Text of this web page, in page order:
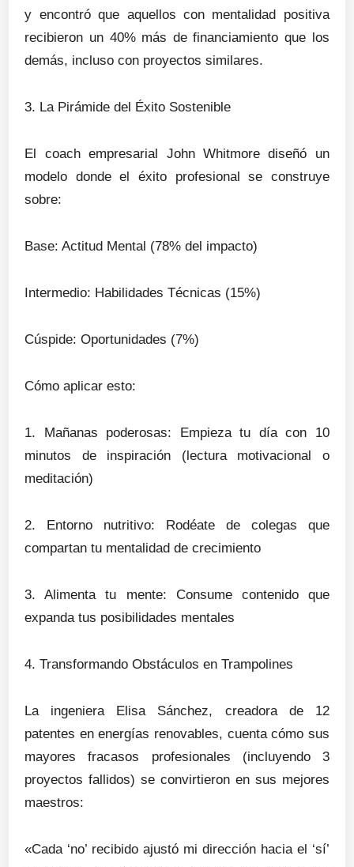
y encontró que aquellos con mentalidad positiva
recibieron un 40% más de financiamiento que los
demás, incluso con proyectos similares.
3. La Pirámide del Éxito Sostenible
El coach empresarial John Whitmore diseñó un
modelo donde el éxito profesional se construye
sobre:
Base: Actitud Mental (78% del impacto)
Intermedio: Habilidades Técnicas (15%)
Cúspide: Oportunidades (7%)
Cómo aplicar esto:
1. Mañanas poderosas: Empieza tu día con 10
minutos de inspiración (lectura motivacional o
meditación)
2. Entorno nutritivo: Rodéate de colegas que
compartan tu mentalidad de crecimiento
3. Alimenta tu mente: Consume contenido que
expanda tus posibilidades mentales
4. Transformando Obstáculos en Trampolines
La ingeniera Elisa Sánchez, creadora de 12
patentes en energías renovables, cuenta cómo sus
mayores fracasos profesionales (incluyendo 3
proyectos fallidos) se convirtieron en sus mejores
maestros:
«Cada ‘no’ recibido ajustó mi dirección hacia el ‘sí’